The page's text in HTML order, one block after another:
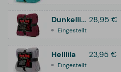
Dunkellila 28,95 €
Eingestellt
Helllila 23,95 €
Eingestellt